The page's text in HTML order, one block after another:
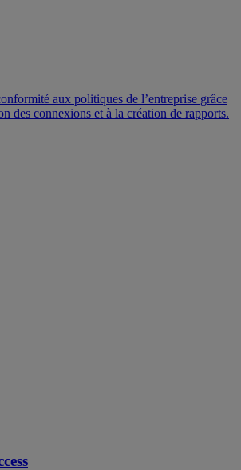
aux politiques de l’entreprise grâce
des connexions et à la création de rapports.